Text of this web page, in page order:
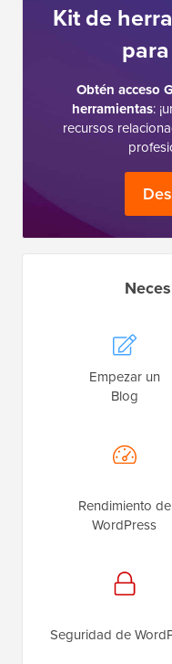
Kit de
Obtén acceso
herramientas:
recursos
Empezar un
Blog
Rendimiento de
WordPress
Seguridad de